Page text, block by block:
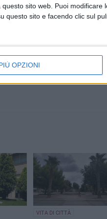
sito web. Puoi
questo sito e facendo clic sul
OPZIONI
sulle spiagge. Un
che, con
VITA DI CITTÀ